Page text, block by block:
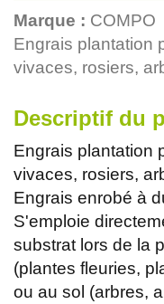
Marque : COMPO
Engrais plantation
vivaces, rosiers,
Descriptif du
Engrais plantation
vivaces, rosiers,
Engrais enrobé à
S'emploie
substrat lors de la
(plantes fleuries,
ou au sol (arbres,